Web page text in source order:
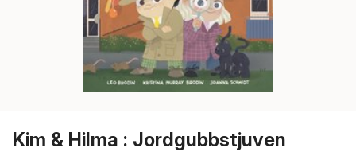
Kim & Hilma : Jordgubbstjuven